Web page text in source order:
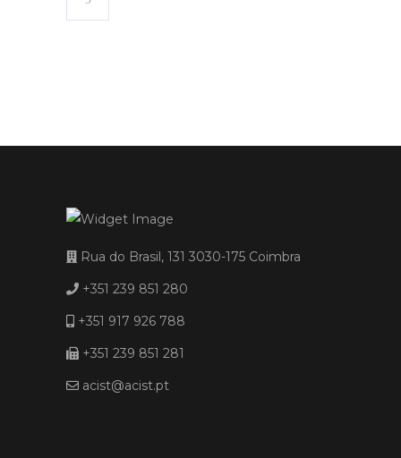
Rua do Brasil, 131 3030-175 Coimbra
+351 239 851 280
+351 917 926 788
+351 239 851 281
acist@acist.pt